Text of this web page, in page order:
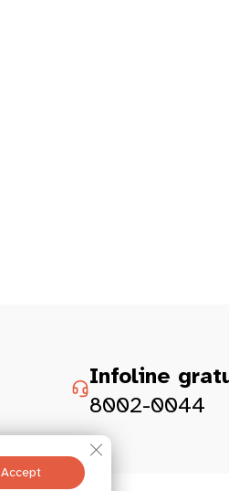
Infoline
8002-0044
Accept
Close GDPR Cookie